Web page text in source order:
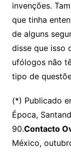
invenções.
que tinha
de alguns
disse que isso
ufólogos não
tipo de
(*) Publicado
Época,
90.Contacto
México,